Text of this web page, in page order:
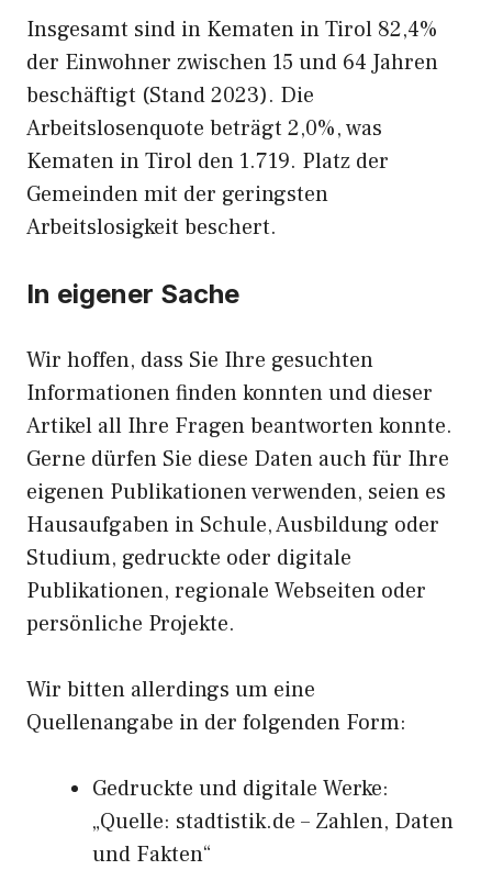
Insgesamt sind in Kematen in Tirol 82,4%
der Einwohner zwischen 15 und 64 Jahren
beschäftigt (Stand 2023). Die
Arbeitslosenquote beträgt 2,0%, was
Kematen in Tirol den 1.719. Platz der
Gemeinden mit der geringsten
Arbeitslosigkeit beschert.
In eigener Sache
Wir hoffen, dass Sie Ihre gesuchten
Informationen finden konnten und dieser
Artikel all Ihre Fragen beantworten konnte.
Gerne dürfen Sie diese Daten auch für Ihre
eigenen Publikationen verwenden, seien es
Hausaufgaben in Schule, Ausbildung oder
Studium, gedruckte oder digitale
Publikationen, regionale Webseiten oder
persönliche Projekte.
Wir bitten allerdings um eine
Quellenangabe in der folgenden Form:
Gedruckte und digitale Werke:
„Quelle: stadtistik.de – Zahlen, Daten
und Fakten“